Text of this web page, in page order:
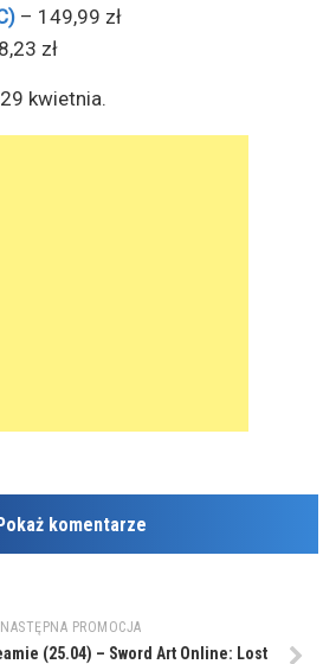
– 149,99 zł
zł
kwietnia.
komentarze
NASTĘPNA PROMOCJA
(25.04) – Sword Art Online: Lost